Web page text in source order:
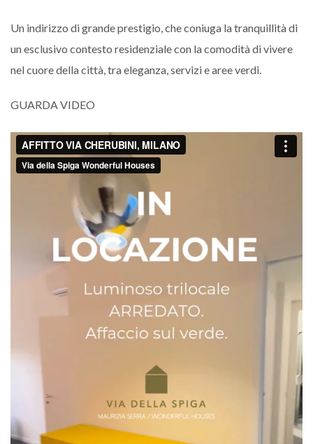
Un indirizzo di grande prestigio, che coniuga la tranquillità di
un esclusivo contesto residenziale con la comodità di vivere
nel cuore della città, tra eleganza, servizi e aree verdi.
GUARDA VIDEO